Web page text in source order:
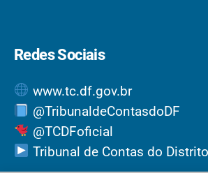
Redes Sociais
www.tc.df.gov.br
@TribunaldeContasdoDF
@TCDFoficial
Tribunal de Contas do